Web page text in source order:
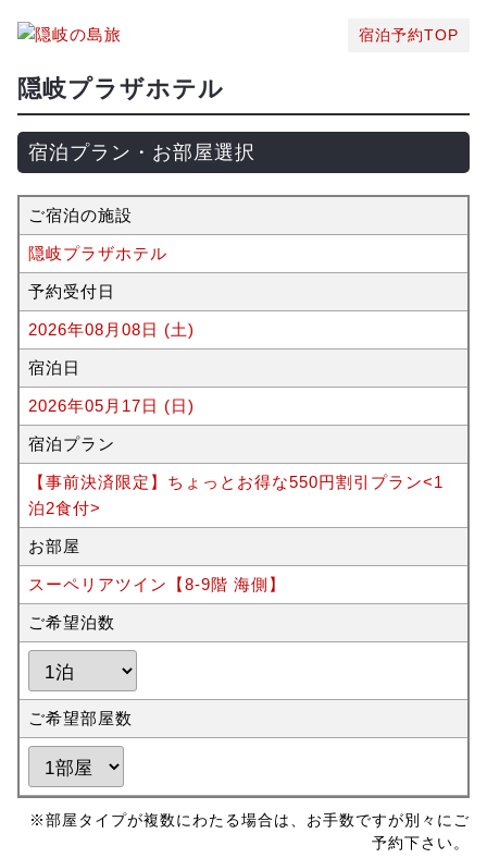
宿泊予約TOP
隠岐プラザホテル
宿泊プラン・お部屋選択
ご宿泊の施設
隠岐プラザホテル
予約受付日
2026年08月08日 (土)
宿泊日
2026年05月17日 (日)
宿泊プラン
【事前決済限定】ちょっとお得な550円割引プラン<1
泊2食付>
お部屋
スーペリアツイン【8-9階 海側】
ご希望泊数
ご希望部屋数
※部屋タイプが複数にわたる場合は、お手数ですが別々にご
予約下さい。